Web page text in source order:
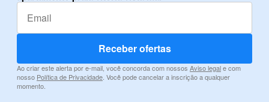
Receber ofertas
Ao criar este alerta por e-mail, você concorda com nossos Aviso legale com
nosso Política de Privacidade. Você pode cancelar a inscrição a qualquer
momento.